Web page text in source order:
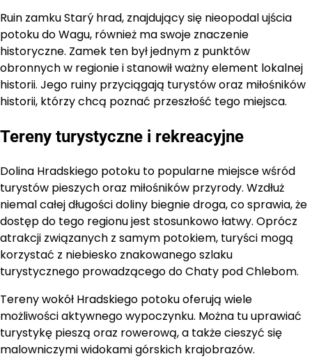
Ruin zamku Starý hrad, znajdujący się nieopodal ujścia
potoku do Wagu, również ma swoje znaczenie
historyczne. Zamek ten był jednym z punktów
obronnych w regionie i stanowił ważny element lokalnej
historii. Jego ruiny przyciągają turystów oraz miłośników
historii, którzy chcą poznać przeszłość tego miejsca.
Tereny turystyczne i rekreacyjne
Dolina Hradskiego potoku to popularne miejsce wśród
turystów pieszych oraz miłośników przyrody. Wzdłuż
niemal całej długości doliny biegnie droga, co sprawia, że
dostęp do tego regionu jest stosunkowo łatwy. Oprócz
atrakcji związanych z samym potokiem, turyści mogą
korzystać z niebiesko znakowanego szlaku
turystycznego prowadzącego do Chaty pod Chlebom.
Tereny wokół Hradskiego potoku oferują wiele
możliwości aktywnego wypoczynku. Można tu uprawiać
turystykę pieszą oraz rowerową, a także cieszyć się
malowniczymi widokami górskich krajobrazów.